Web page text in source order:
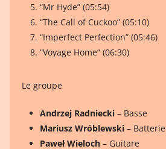
“Mr Hyde” (05:54)
“The Call of Cuckoo” (05:10)
“Imperfect Perfection” (05:46)
“Voyage Home” (06:30)
Le groupe
Andrzej Radniecki – Basse
Mariusz Wróblewski – Batterie
Paweł Wieloch – Guitare